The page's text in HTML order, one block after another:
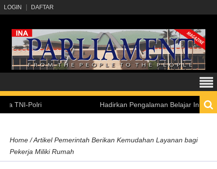
LOGIN DAFTAR
Polri Hadirkan Pengalaman Belajar Inklusif,
Home /Artikel Pemerintah Berikan Kemudahan Layanan bagi
Pekerja Miliki Rumah